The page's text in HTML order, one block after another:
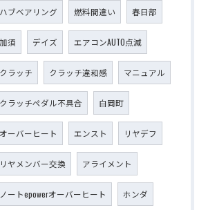
ハブベアリング 燃料間違い 春日部
加須 デイズ エアコンAUTO点滅
クラッチ クラッチ違和感 マニュアル
クラッチペダル不具合 白岡町
オーバーヒート エンスト リヤデフ
リヤメンバー交換 アライメント
ノートepowerオーバーヒート ホンダ